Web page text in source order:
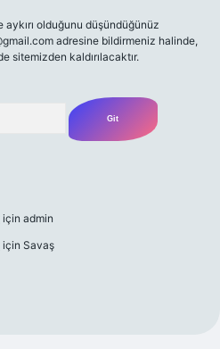
olduğunu düşündüğünüz
adresine bildirmeniz halinde,
sitemizden kaldırılacaktır.
için admin
için Savaş